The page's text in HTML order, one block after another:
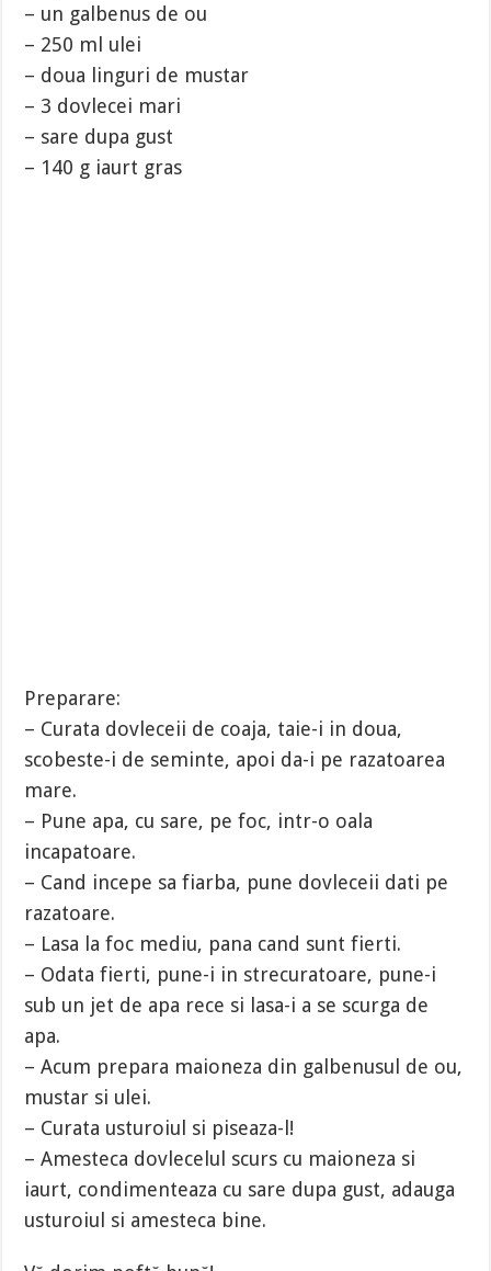
– un galbenus de ou
– 250 ml ulei
– doua linguri de mustar
– 3 dovlecei mari
– sare dupa gust
– 140 g iaurt gras
Preparare:
– Curata dovleceii de coaja, taie-i in doua,
scobeste-i de seminte, apoi da-i pe razatoarea
mare.
– Pune apa, cu sare, pe foc, intr-o oala
incapatoare.
– Cand incepe sa fiarba, pune dovleceii dati pe
razatoare.
– Lasa la foc mediu, pana cand sunt fierti.
– Odata fierti, pune-i in strecuratoare, pune-i
sub un jet de apa rece si lasa-i a se scurga de
apa.
– Acum prepara maioneza din galbenusul de ou,
mustar si ulei.
– Curata usturoiul si piseaza-l!
– Amesteca dovlecelul scurs cu maioneza si
iaurt, condimenteaza cu sare dupa gust, adauga
usturoiul si amesteca bine.